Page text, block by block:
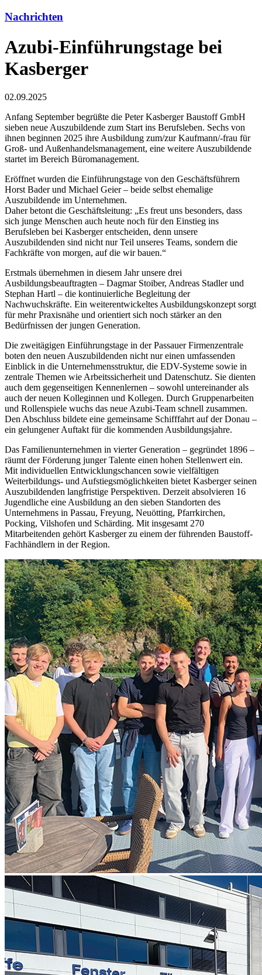
Nachrichten
Azubi-Einführungstage bei
Kasberger
02.09.2025
Anfang September begrüßte die Peter Kasberger Baustoff GmbH
sieben neue Auszubildende zum Start ins Berufsleben. Sechs von
ihnen beginnen 2025 ihre Ausbildung zum/zur Kaufmann/-frau für
Groß- und Außenhandelsmanagement, eine weitere Auszubildende
startet im Bereich Büromanagement.
Eröffnet wurden die Einführungstage von den Geschäftsführern
Horst Bader und Michael Geier – beide selbst ehemalige
Auszubildende im Unternehmen.
Daher betont die Geschäftsleitung: „Es freut uns besonders, dass
sich junge Menschen auch heute noch für den Einstieg ins
Berufsleben bei Kasberger entscheiden, denn unsere
Auszubildenden sind nicht nur Teil unseres Teams, sondern die
Fachkräfte von morgen, auf die wir bauen.“
Erstmals übernehmen in diesem Jahr unsere drei
Ausbildungsbeauftragten – Dagmar Stoiber, Andreas Stadler und
Stephan Hartl – die kontinuierliche Begleitung der
Nachwuchskräfte. Ein weiterentwickeltes Ausbildungskonzept sorgt
für mehr Praxisnähe und orientiert sich noch stärker an den
Bedürfnissen der jungen Generation.
Die zweitägigen Einführungstage in der Passauer Firmenzentrale
boten den neuen Auszubildenden nicht nur einen umfassenden
Einblick in die Unternehmensstruktur, die EDV-Systeme sowie in
zentrale Themen wie Arbeitssicherheit und Datenschutz. Sie dienten
auch dem gegenseitigen Kennenlernen – sowohl untereinander als
auch der neuen Kolleginnen und Kollegen. Durch Gruppenarbeiten
und Rollenspiele wuchs das neue Azubi-Team schnell zusammen.
Den Abschluss bildete eine gemeinsame Schifffahrt auf der Donau –
ein gelungener Auftakt für die kommenden Ausbildungsjahre.
Das Familienunternehmen in vierter Generation – gegründet 1896 –
räumt der Förderung junger Talente einen hohen Stellenwert ein.
Mit individuellen Entwicklungschancen sowie vielfältigen
Weiterbildungs- und Aufstiegsmöglichkeiten bietet Kasberger seinen
Auszubildenden langfristige Perspektiven. Derzeit absolvieren 16
Jugendliche eine Ausbildung an den sieben Standorten des
Unternehmens in Passau, Freyung, Neuötting, Pfarrkirchen,
Pocking, Vilshofen und Schärding. Mit insgesamt 270
Mitarbeitenden gehört Kasberger zu einem der führenden Baustoff-
Fachhändlern in der Region.